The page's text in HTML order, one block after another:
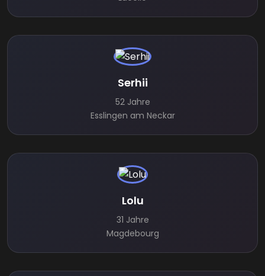
Serhii
52 Jahre
Esslingen am Neckar
Lolu
31 Jahre
Magdebourg